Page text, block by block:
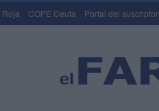
Roja COPE Ceuta Portal del suscriptor